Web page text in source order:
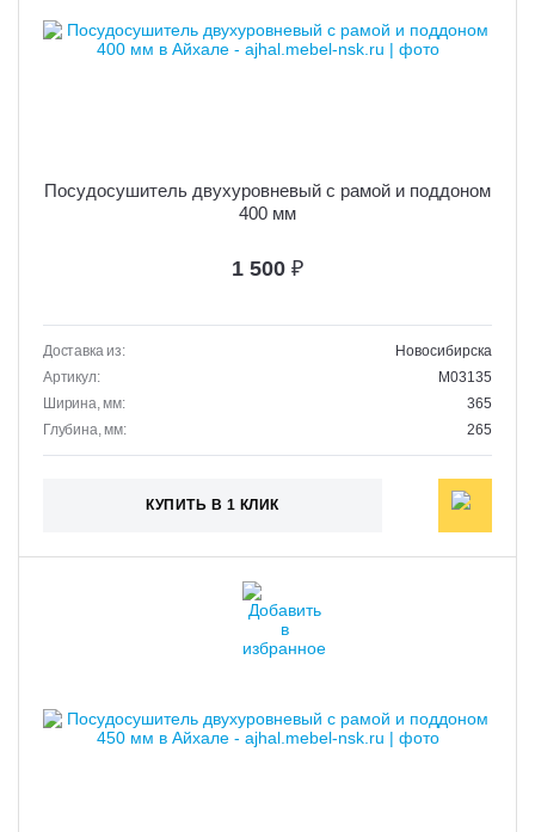
Посудосушитель двухуровневый с рамой и поддоном
400 мм
1 500 ₽
Доставка из:
Новосибирска
Артикул:
M03135
Ширина, мм:
365
Глубина, мм:
265
КУПИТЬ В 1 КЛИК